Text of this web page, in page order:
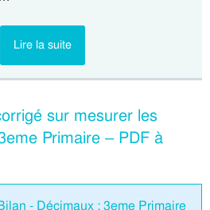
Lire la suite
sur mesurer les
Primaire – PDF à
- Décimaux : 3eme Primaire